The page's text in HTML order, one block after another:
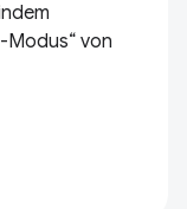
Modus“ von